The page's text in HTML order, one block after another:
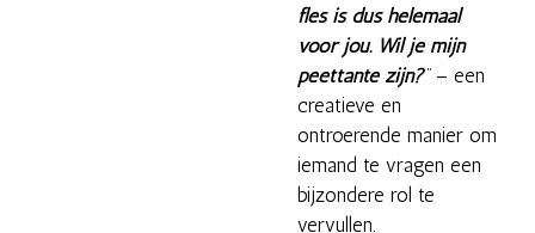
fles is dus helemaal
voor jou. Wil je mijn
peettante zijn?"– een
creatieve en
ontroerende manier om
iemand te vragen een
bijzondere rol te
vervullen.